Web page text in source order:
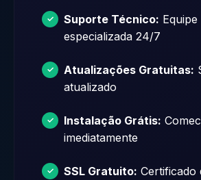
Suporte Técnico: Equipe
especializada 24/7
Atualizações Gratuitas:
atualizado
Instalação Grátis:
imediatamente
SSL Gratuito: Certificado